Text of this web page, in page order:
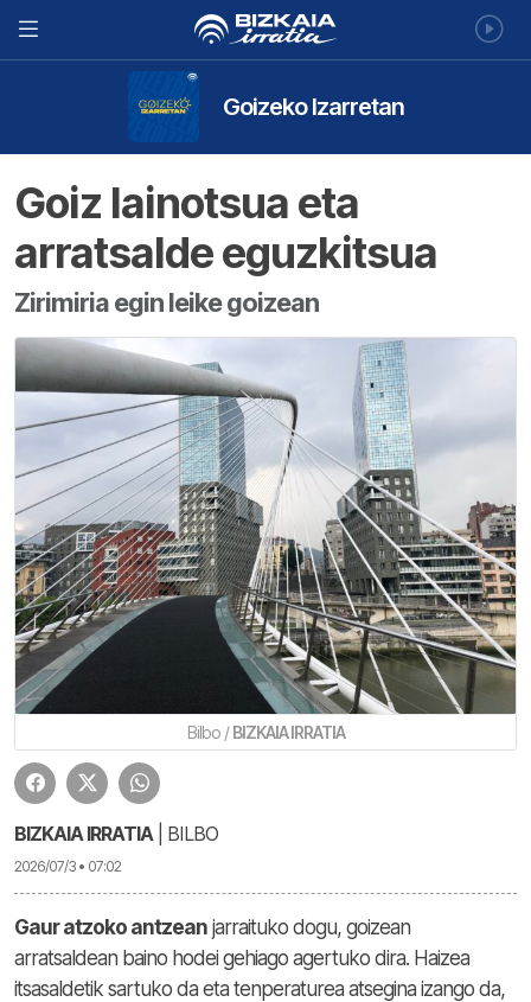
Goizeko Izarretan
Goiz lainotsua eta
arratsalde eguzkitsua
Zirimiria egin leike goizean
Bilbo /BIZKAIA IRRATIA
BIZKAIA IRRATIA | BILBO
2026/07/3 • 07:02
Gaur atzoko antzean jarraituko dogu, goizean
arratsaldean baino hodei gehiago agertuko dira. Haizea
itsasaldetik sartuko da eta tenperaturea atsegina izango da,